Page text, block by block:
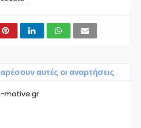
αυτές οι αναρτήσεις
motive.gr